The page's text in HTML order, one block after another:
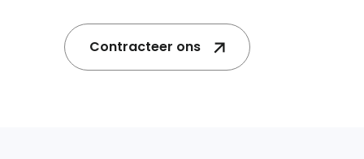
Contracteer ons